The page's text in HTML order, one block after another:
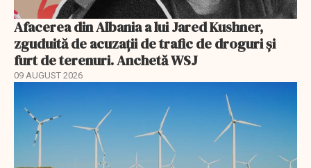
Afacerea din Albania a lui Jared Kushner,
zguduită de acuzații de trafic de droguri și
furt de terenuri. Anchetă WSJ
09 AUGUST 2026